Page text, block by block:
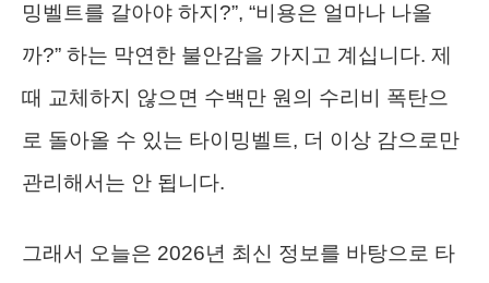
밍벨트를 갈아야 하지?”, “비용은 얼마나 나올
까?” 하는 막연한 불안감을 가지고 계십니다. 제
때 교체하지 않으면 수백만 원의 수리비 폭탄으
로 돌아올 수 있는 타이밍벨트, 더 이상 감으로만
관리해서는 안 됩니다.
그래서 오늘은 2026년 최신 정보를 바탕으로 타